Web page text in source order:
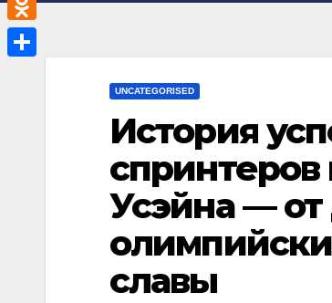
UNCATEGORISED
История
Усэйна — от
славы
A
e
g
b
e
K
O